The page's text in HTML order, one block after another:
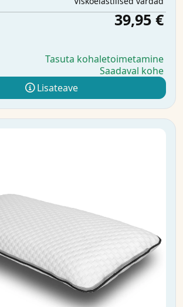
39,95 €
Tasuta kohaletoimetamine
Saadaval kohe
Lisateave